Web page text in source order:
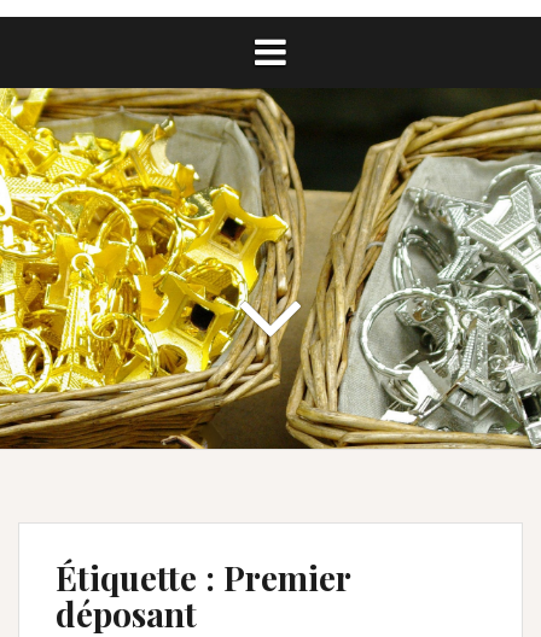
Étiquette : Premier
déposant